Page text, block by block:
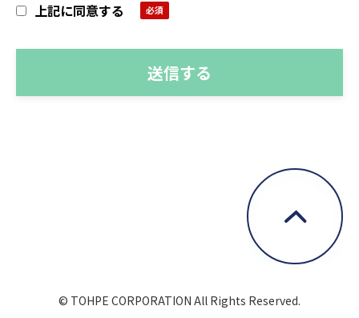
上記に同意する
© TOHPE CORPORATION All Rights Reserved.